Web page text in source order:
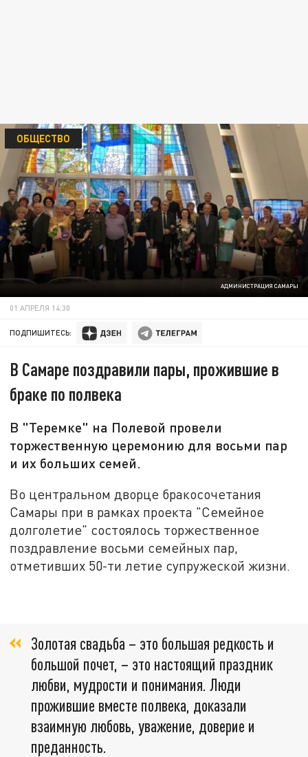
АДМИНИСТРАЦИЯ САМАРЫ
ОБЩЕСТВО
01 АПРЕЛЯ 14:30
ПОДПИШИТЕСЬ:
В Самаре поздравили пары, прожившие в
браке по полвека
В "Теремке" на Полевой провели
торжественную церемонию для восьми пар
и их больших семей.
Во центральном дворце бракосочетания
Самары при в рамках проекта "Семейное
долголетие" состоялось торжественное
поздравление восьми семейных пар,
отметивших 50-ти летие супружеской жизни.
Золотая свадьба – это большая редкость и
большой почет, – это настоящий праздник
любви, мудрости и понимания. Люди
прожившие вместе полвека, доказали
взаимную любовь, уважение, доверие и
преданность.